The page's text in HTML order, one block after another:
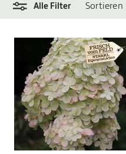
Alle Filter Sortieren